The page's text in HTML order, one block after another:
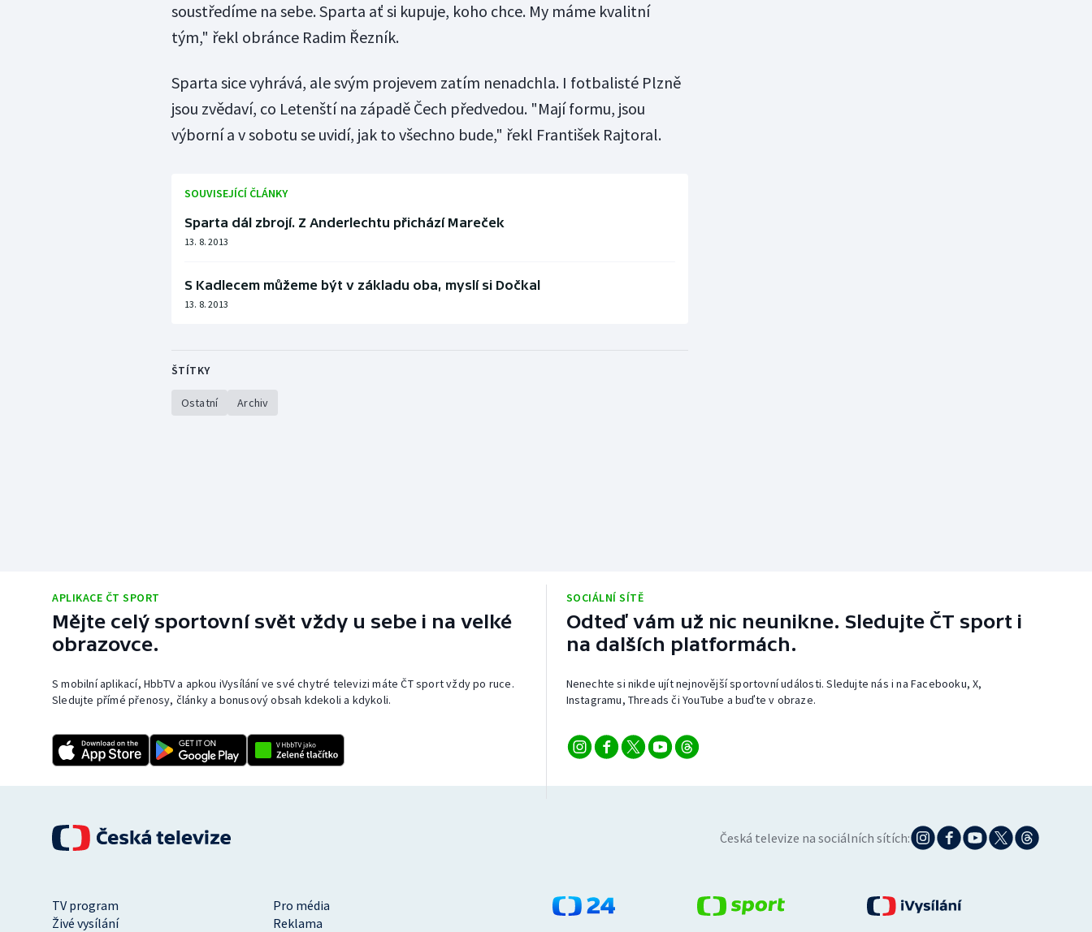
soustředíme na sebe. Sparta ať si kupuje, koho chce. My máme kvalitní
tým," řekl obránce Radim Řezník.
Sparta sice vyhrává, ale svým projevem zatím nenadchla. I fotbalisté Plzně
jsou zvědaví, co Letenští na západě Čech předvedou. "Mají formu, jsou
výborní a v sobotu se uvidí, jak to všechno bude," řekl František Rajtoral.
SOUVISEJÍCÍ ČLÁNKY
Sparta dál zbrojí. Z Anderlechtu přichází Mareček
13. 8. 2013
S Kadlecem můžeme být v základu oba, myslí si Dočkal
13. 8. 2013
ŠTÍTKY
Ostatní Archiv
APLIKACE ČT SPORT
Mějte celý sportovní svět vždy u sebe i na velké
obrazovce.
S mobilní aplikací, HbbTV a apkou iVysílání ve své chytré televizi máte ČT sport vždy po ruce.
Sledujte přímé přenosy, články a bonusový obsah kdekoli a kdykoli.
SOCIÁLNÍ SÍTĚ
Odteď vám už nic neunikne. Sledujte ČT sport i
na dalších platformách.
Nenechte si nikde ujít nejnovější sportovní události. Sledujte nás i na Facebooku, X,
Instagramu, Threads či YouTube a buďte v obraze.
Česká televize na sociálních sítích:
TV program
Pro média
Živé vysílání
Reklama